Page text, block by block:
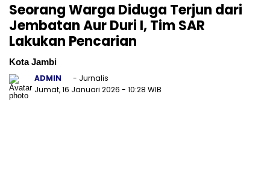
Seorang Warga Diduga Terjun dari
Jembatan Aur Duri I, Tim SAR
Lakukan Pencarian
Kota Jambi
ADMIN
- Jurnalis
Jumat, 16 Januari 2026 - 10:28 WIB